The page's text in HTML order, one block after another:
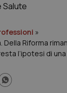
»
Della Riforma
l’ipotesi di
Salute